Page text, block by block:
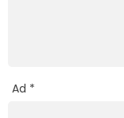
Ad *